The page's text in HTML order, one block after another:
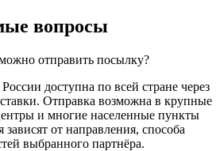
вопросы
отправить посылку?
доступна по всей стране через
Отправка возможна в крупные
и многие населенные пункты
от направления, способа
выбранного партнёра.